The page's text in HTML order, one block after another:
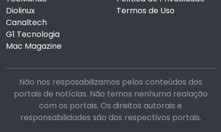
Diolinux
Canaltech
G1 Tecnologia
Mac Magazine
Termos de Uso
Não nos resposabilizamos pelos conteúdos dos
portais de notícias. Não temos nenhuma realação
com os portais. Os direitos autorais e
responsabilidades são dos respectivos portais.